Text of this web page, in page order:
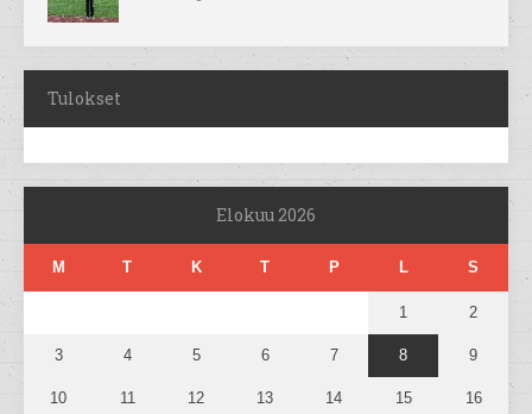
Tulokset
Elokuu 2026
M T K T P L S
1 2
3 4 5 6 7 8 9
10 11 12 13 14 15 16